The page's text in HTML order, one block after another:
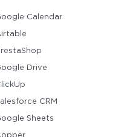
Calendar
Drive
CRM
Sheets